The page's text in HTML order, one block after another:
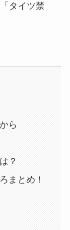
タイツ禁
ら
？
まとめ！